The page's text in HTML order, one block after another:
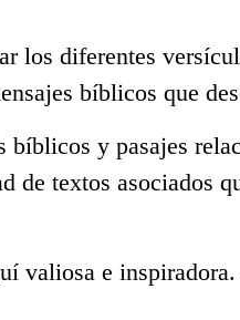
los diferentes
bíblicos que
y pasajes
de textos asociados
valiosa e